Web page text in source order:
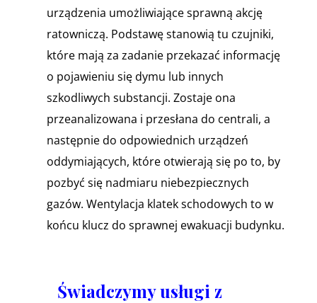
urządzenia umożliwiające sprawną akcję
ratowniczą. Podstawę stanowią tu czujniki,
które mają za zadanie przekazać informację
o pojawieniu się dymu lub innych
szkodliwych substancji. Zostaje ona
przeanalizowana i przesłana do centrali, a
następnie do odpowiednich urządzeń
oddymiających, które otwierają się po to, by
pozbyć się nadmiaru niebezpiecznych
gazów. Wentylacja klatek schodowych to w
końcu klucz do sprawnej ewakuacji budynku.
Świadczymy usługi z